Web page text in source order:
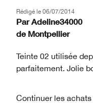
Rédigé le 06/07/2014
Par Adeline34000
de Montpellier
Teinte 02 utilisée
parfaitement. Jolie
Continuer les achats